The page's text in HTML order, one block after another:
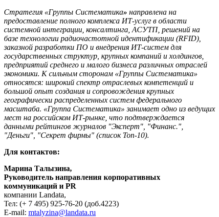
Стратегия «Группы Систематика» направлена на
предоставление полного комплекса ИТ-услуг в области
системной интеграции, консалтинга, АСУТП, решений на
базе технологии радиочастотной идентификации (RFID),
заказной разработки ПО и внедрения ИТ-систем для
государственных структур, крупных компаний и холдингов,
предприятий среднего и малого бизнеса различных отраслей
экономики. К сильным сторонам «Группы Систематика»
относятся: широкий спектр отраслевых компетенций и
большой опыт создания и сопровождения крупных
географически распределенных систем федерального
масштаба. «Группа Систематика» занимает одно из ведущих
мест на российском ИТ-рынке, что подтверждается
данными рейтингов журналов "Эксперт", "Финанс.",
"Деньги", "Секрет фирмы" (список Топ-10).
Для контактов:
Марина Талызина,
Руководитель направления корпоративных
коммуникаций и PR
компании Landata,
Тел: (+ 7 495) 925-76-20 (доб.4223)
E-mail: mtalyzina@landata.ru